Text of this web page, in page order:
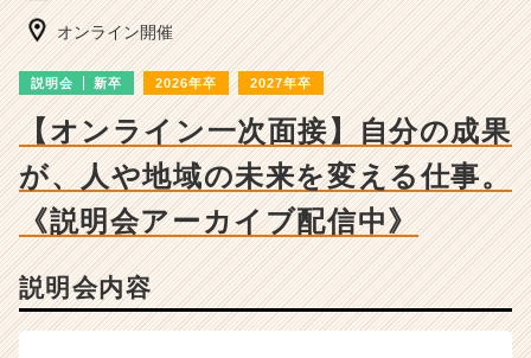
チ
ー・
成
長
企
業
ス
カ
オンライン開催
説明会 新卒 2026年卒 2027年卒
【オンライン一次面接】自分の成果
が、人や地域の未来を変える仕事。
《説明会アーカイブ配信中》
説明会内容